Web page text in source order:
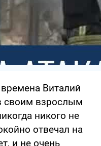
Виталий
своим взрослым
никого не
отвечал на
и не очень